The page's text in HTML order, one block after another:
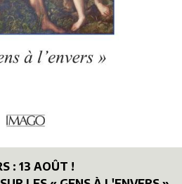
: 13 AOÛT !